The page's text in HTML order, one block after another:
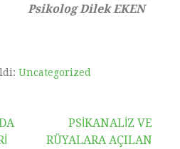
Psikolog Dilek EKEN
Uncategorized
PSİKANALİZ VE
RÜYALARA AÇILAN